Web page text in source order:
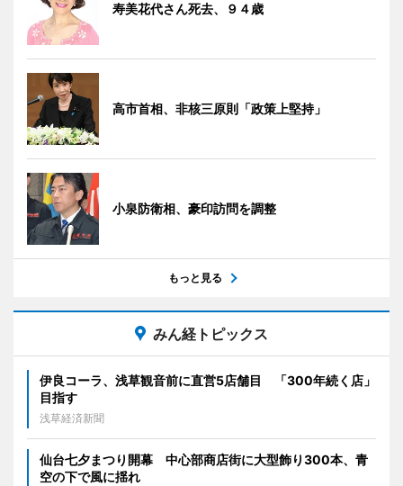
寿美花代さん死去、９４歳
高市首相、非核三原則「政策上堅持」
小泉防衛相、豪印訪問を調整
もっと見る
みん経トピックス
伊良コーラ、浅草観音前に直営5店舗目 「300年続く店」
目指す
浅草経済新聞
仙台七夕まつり開幕 中心部商店街に大型飾り300本、青
空の下で風に揺れ